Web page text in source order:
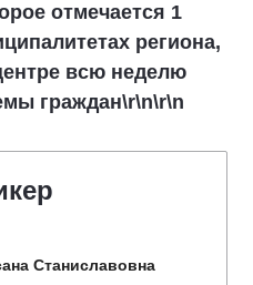
отмечается 1
региона,
всю неделю
граждан\r\n\r\n
Станиславовна